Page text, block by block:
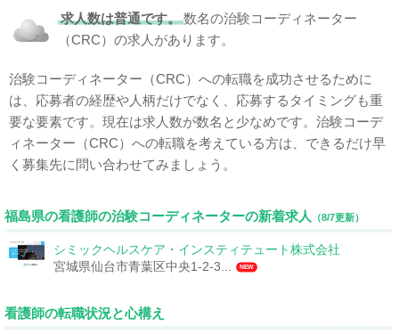
求人数は普通です。数名の治験コーディネーター
（CRC）の求人があります。
治験コーディネーター（CRC）への転職を成功させるために
は、応募者の経歴や人柄だけでなく、応募するタイミングも重
要な要素です。現在は求人数が数名と少なめです。治験コーデ
ィネーター（CRC）への転職を考えている方は、できるだけ早
く募集先に問い合わせてみましょう。
福島県の看護師の治験コーディネーターの新着求人 （8/7更新）
シミックヘルスケア・インスティテュート株式会社
宮城県仙台市青葉区中央1-2-3...
NEW
看護師の転職状況と心構え